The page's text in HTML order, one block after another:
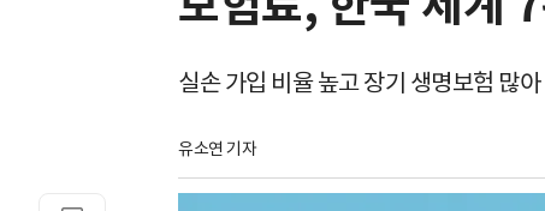
실손 가입 비율 높고 장기 생명보험 많아
유소연 기자